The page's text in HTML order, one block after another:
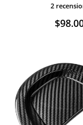
2
Are